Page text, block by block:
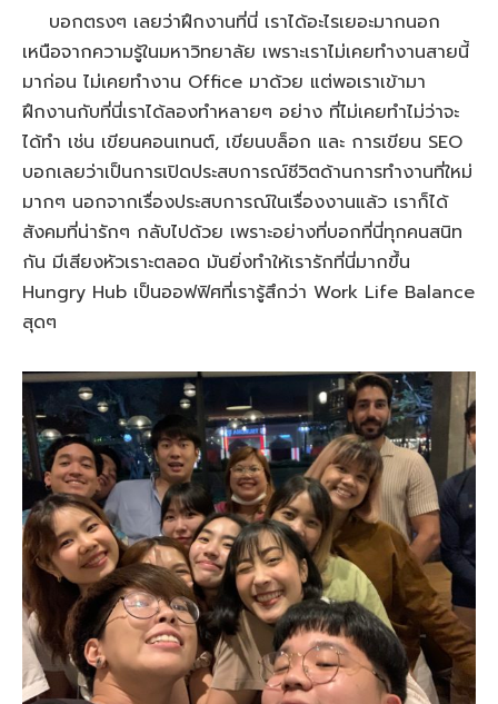
บอกตรงๆ เลยว่าฝึกงานที่นี่ เราได้อะไรเยอะมากนอก
เหนือจากความรู้ในมหาวิทยาลัย เพราะเราไม่เคยทำงานสายนี้
มาก่อน ไม่เคยทำงาน Office มาด้วย แต่พอเราเข้ามา
ฝึกงานกับที่นี่เราได้ลองทำหลายๆ อย่าง ที่ไม่เคยทำไม่ว่าจะ
ได้ทำ เช่น เขียนคอนเทนต์, เขียนบล็อก และ การเขียน SEO
บอกเลยว่าเป็นการเปิดประสบการณ์ชีวิตด้านการทำงานที่ใหม่
มากๆ นอกจากเรื่องประสบการณ์ในเรื่องงานแล้ว เราก็ได้
สังคมที่น่ารักๆ กลับไปด้วย เพราะอย่างที่บอกที่นี่ทุกคนสนิท
กัน มีเสียงหัวเราะตลอด มันยิ่งทำให้เรารักที่นี่มากขึ้น
Hungry Hub เป็นออฟฟิศที่เรารู้สึกว่า Work Life Balance
สุดๆ